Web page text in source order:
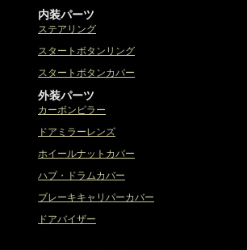
内装パーツ
ステアリング
スタートボタンリング
スタートボタンカバー
外装パーツ
カーボンピラー
ドアミラーレンズ
ホイールナットカバー
ハブ・ドラムカバー
ブレーキキャリパーカバー
ドアバイザー